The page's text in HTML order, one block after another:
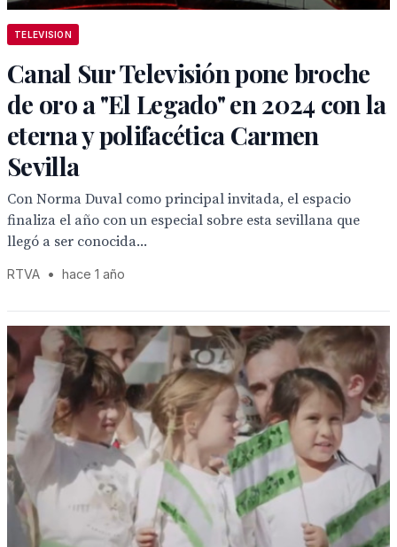
TELEVISION
Canal Sur Televisión pone broche
de oro a "El Legado" en 2024 con la
eterna y polifacética Carmen
Sevilla
Con Norma Duval como principal invitada, el espacio
finaliza el año con un especial sobre esta sevillana que
llegó a ser conocida...
RTVA • hace 1 año